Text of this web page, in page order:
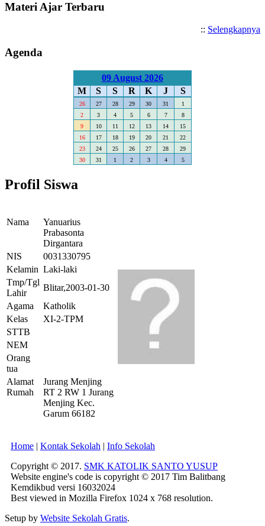
Materi Ajar Terbaru
:: Selengkapnya
Agenda
09 August 2026
M
S S R K J S
26 27 28 29 30 31
1
2
3 4 5 6 7
8
9
10 11 12 13 14
15
16
17 18 19 20 21
22
23
24 25 26 27 28
29
30
31 1 2 3 4 5
Profil Siswa
Nama
Yanuarius
Prabasonta
Dirgantara
NIS
0031330795
Kelamin Laki-laki
Tmp/Tgl
Lahir
Blitar,2003-01-30
Agama
Katholik
Kelas
XI-2-TPM
STTB
NEM
Orang
tua
Alamat
Rumah
Jurang Menjing
RT 2 RW 1 Jurang
Menjing Kec.
Garum 66182
Home | Kontak Sekolah | Info Sekolah
Copyright © 2017. SMK KATOLIK SANTO YUSUP
Website engine's code is copyright © 2017 Tim Balitbang
Kemdikbud versi 16032024
Best viewed in Mozilla Firefox 1024 x 768 resolution.
Setup by Website Sekolah Gratis.